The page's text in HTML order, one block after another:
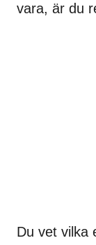
vara, är du
Du vet vilka